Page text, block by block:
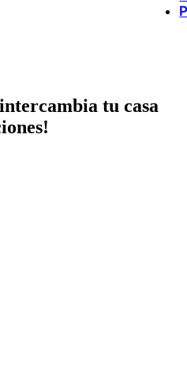
tu casa